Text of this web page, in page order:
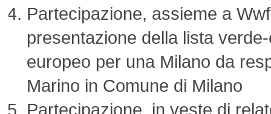
Partecipazione, assieme a
presentazione della lista
europeo per una Milano da
Marino in Comune di Milano
Partecipazione, in veste di